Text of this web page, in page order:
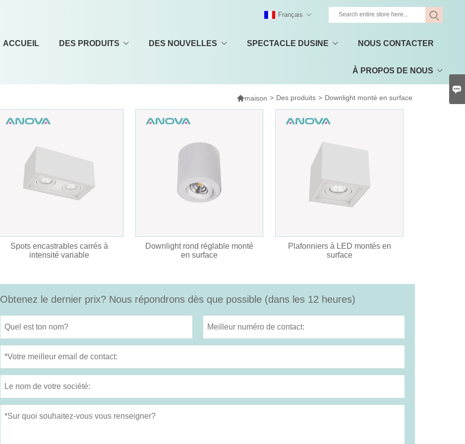
ACCUEIL DES PRODUITS DES NOUVELLES SPECTACLE DUSINE NOUS CONTACTER
À PROPOS DE NOUS
Français
maison > Des produits > Downlight monté en surface
Spots encastrables carrés à
intensité variable
Downlight rond réglable monté
en surface
Plafonniers à LED montés en
surface
Obtenez le dernier prix? Nous répondrons dès que possible (dans les 12 heures)
